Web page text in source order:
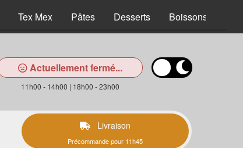
Tex Mex Pâtes Desserts Boissons
Actuellement fermé...
11h00 - 14h00 | 18h00 - 23h00
Livraison
Précommande pour 11h45